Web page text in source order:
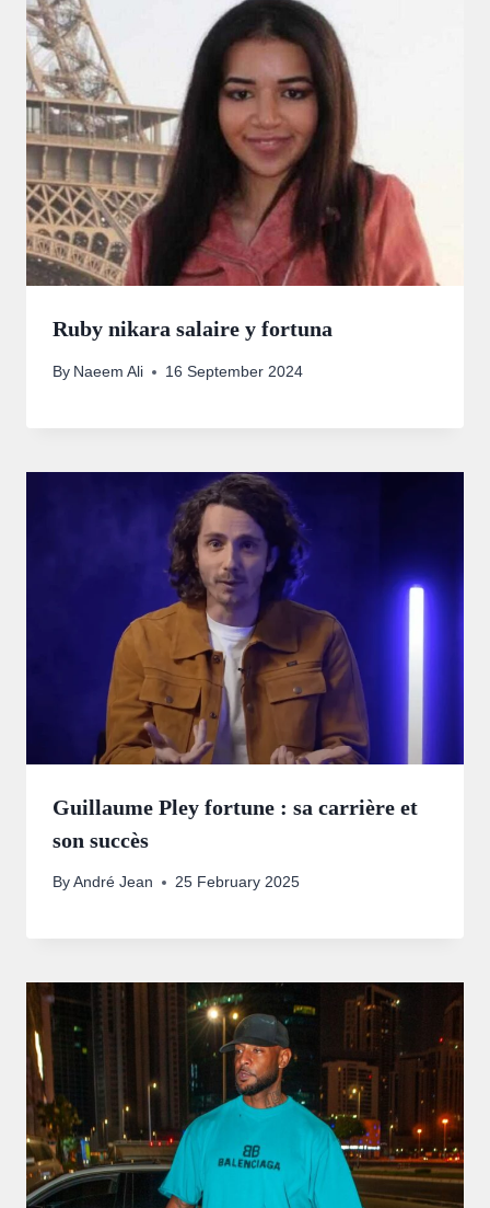
Ruby nikara salaire y fortuna
By Naeem Ali 16 September 2024
Guillaume Pley fortune : sa carrière et
son succès
By André Jean 25 February 2025